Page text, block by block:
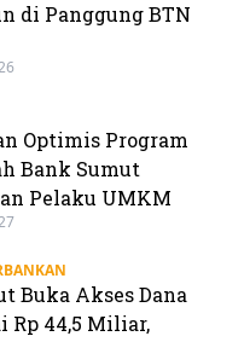
di Panggung BTN
Optimis Program
Bank Sumut
Pelaku UMKM
Buka Akses Dana
Rp 44,5 Miliar,